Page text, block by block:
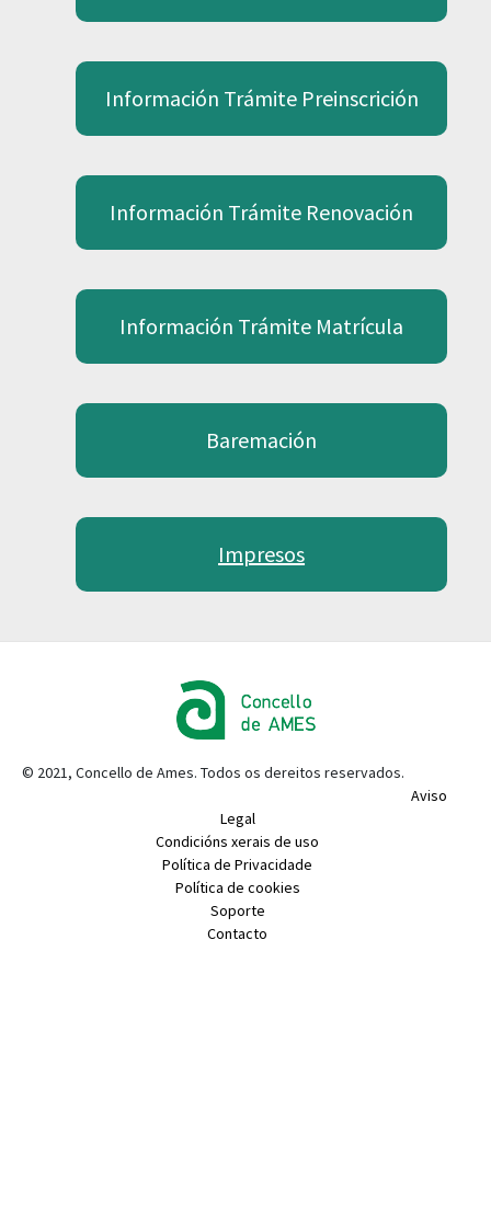
Información Trámite Preinscrición
Información Trámite Renovación
Información Trámite Matrícula
Baremación
Impresos
© 2021, Concello de Ames. Todos os dereitos reservados.
Aviso
Legal
Condicións xerais de uso
Política de Privacidade
Política de cookies
Soporte
Contacto